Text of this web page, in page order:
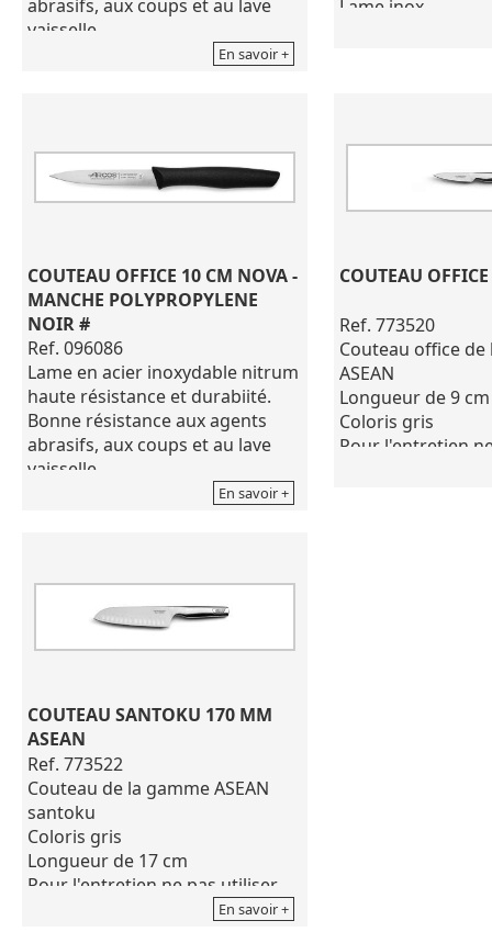
abrasifs, aux coups et au lave
vaisselle.
Polypropylène
Usage: Office
Couleur: Vert
Poids: 25 g
Existe dans différents coloris
En savoir +
Lame inox
COUTEAU OFFICE 10 CM NOVA -
MANCHE POLYPROPYLENE
NOIR #
Ref. 096086
Lame en acier inoxydable nitrum
haute résistance et durabiité.
Bonne résistance aux agents
abrasifs, aux coups et au lave
vaisselle.
Polypropylène
Usage: Office
Couleur: Noir
Poids: 25 g
Existe dans un divers panel de
coloris (rouge, bleu, vert,
corail...)
En savoir +
COUTEAU
Ref. 773520
Couteau office de
ASEAN
Longueur de 9 cm
Coloris gris
Pour l'entretien
COUTEAU SANTOKU 170 MM
ASEAN
Ref. 773522
Couteau de la gamme ASEAN
santoku
Coloris gris
Longueur de 17 cm
Pour l'entretien ne pas utiliser
En savoir +